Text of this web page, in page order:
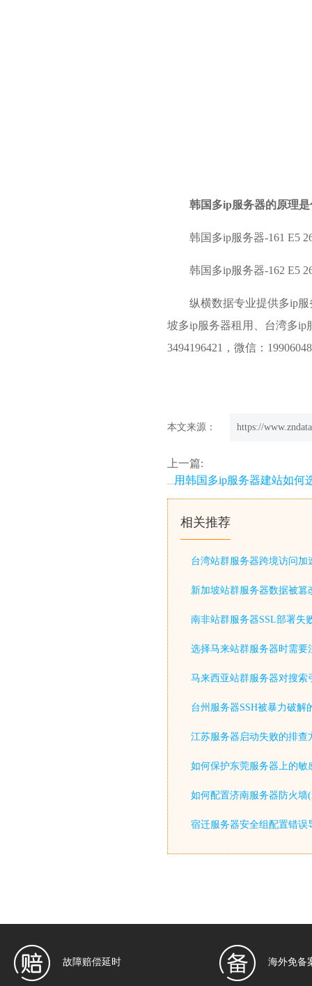
韩国多ip服务器的原理是
韩国多ip服务器-161 E5
韩国多ip服务器-162 E5
纵横数据专业提供多ip服
坡多ip服务器租用、台湾多ip
3494196421，微信：
本文来源： https://
上一篇:
用韩国多ip服务器建站如何
相关推荐
台湾站群服务器跨境访问加
新加坡站群服务器数据被篡
南非站群服务器SSL部署失
选择马来站群服务器时需要
马来西亚站群服务器对搜索
台州服务器SSH被暴力破解
江苏服务器启动失败的排查
如何保护东莞服务器上的敏
如何配置济南服务器防火墙
宿迁服务器安全组配置错误
故障赔偿延时 海外免备